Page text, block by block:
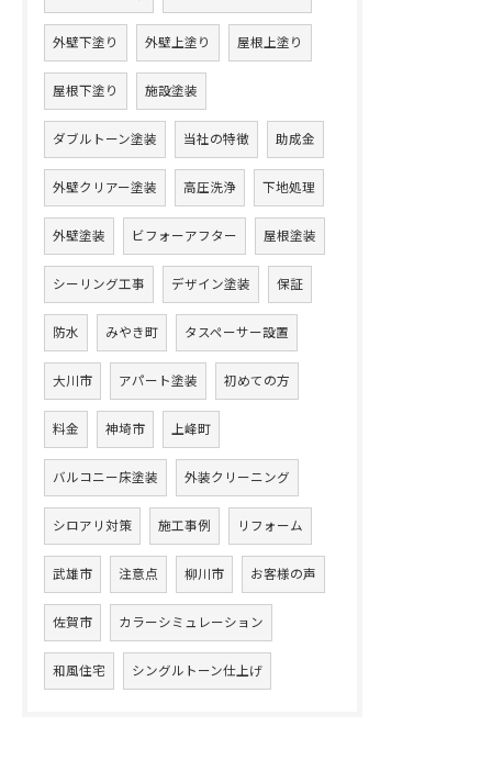
外壁下塗り 外壁上塗り 屋根上塗り
屋根下塗り 施設塗装
ダブルトーン塗装 当社の特徴 助成金
外壁クリアー塗装 高圧洗浄 下地処理
外壁塗装 ビフォーアフター 屋根塗装
シーリング工事 デザイン塗装 保証
防水 みやき町 タスペーサー設置
大川市 アパート塗装 初めての方
料金 神埼市 上峰町
バルコニー床塗装 外装クリーニング
シロアリ対策 施工事例 リフォーム
武雄市 注意点 柳川市 お客様の声
佐賀市 カラーシミュレーション
和風住宅 シングルトーン仕上げ